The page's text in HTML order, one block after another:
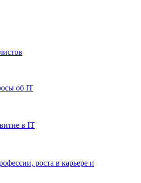
об IT
в IT
роста в карьере и